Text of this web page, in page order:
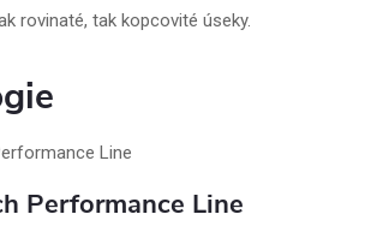
rovinaté, tak kopcovité úseky.
Performance Line